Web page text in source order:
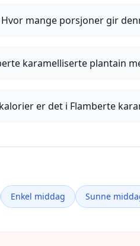
Hvor mange porsjoner gir
karamelliserte plantain
er det i Flamberte
Enkel middag Sunne